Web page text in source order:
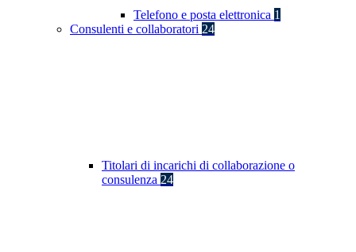
Telefono e posta elettronica 1
Consulenti e collaboratori 24
Titolari di incarichi di collaborazione o
consulenza 24